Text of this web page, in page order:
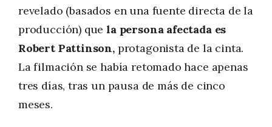
revelado (basados en una fuente directa de la
producción) que la persona afectada es
Robert Pattinson,protagonista de la cinta.
La filmación se había retomado hace apenas
tres días, tras un pausa de más de cinco
meses.